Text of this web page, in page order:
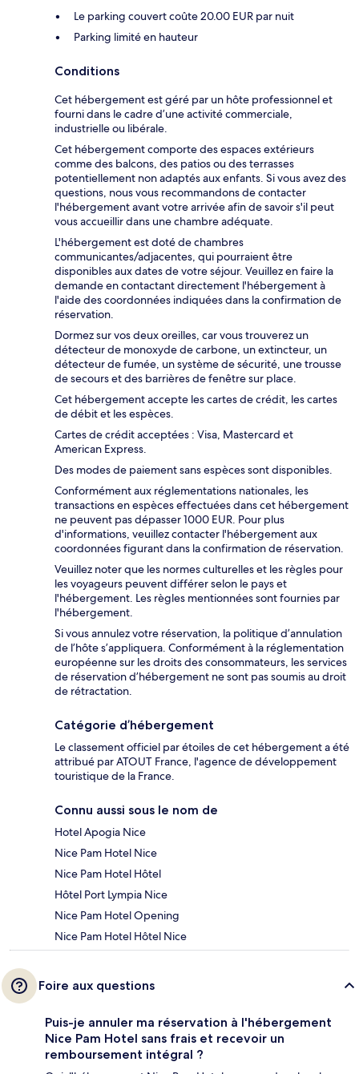
Le parking couvert coûte 20.00 EUR par nuit
Parking limité en hauteur
Conditions
Cet hébergement est géré par un hôte professionnel et
fourni dans le cadre d’une activité commerciale,
industrielle ou libérale.
Cet hébergement comporte des espaces extérieurs
comme des balcons, des patios ou des terrasses
potentiellement non adaptés aux enfants. Si vous avez des
questions, nous vous recommandons de contacter
l'hébergement avant votre arrivée afin de savoir s'il peut
vous accueillir dans une chambre adéquate.
L'hébergement est doté de chambres
communicantes/adjacentes, qui pourraient être
disponibles aux dates de votre séjour. Veuillez en faire la
demande en contactant directement l'hébergement à
l'aide des coordonnées indiquées dans la confirmation de
réservation.
Dormez sur vos deux oreilles, car vous trouverez un
détecteur de monoxyde de carbone, un extincteur, un
détecteur de fumée, un système de sécurité, une trousse
de secours et des barrières de fenêtre sur place.
Cet hébergement accepte les cartes de crédit, les cartes
de débit et les espèces.
Cartes de crédit acceptées : Visa, Mastercard et
American Express.
Des modes de paiement sans espèces sont disponibles.
Conformément aux réglementations nationales, les
transactions en espèces effectuées dans cet hébergement
ne peuvent pas dépasser 1000 EUR. Pour plus
d'informations, veuillez contacter l'hébergement aux
coordonnées figurant dans la confirmation de réservation.
Veuillez noter que les normes culturelles et les règles pour
les voyageurs peuvent différer selon le pays et
l'hébergement. Les règles mentionnées sont fournies par
l'hébergement.
Si vous annulez votre réservation, la politique d’annulation
de l’hôte s’appliquera. Conformément à la réglementation
européenne sur les droits des consommateurs, les services
de réservation d’hébergement ne sont pas soumis au droit
de rétractation.
Catégorie d’hébergement
Le classement officiel par étoiles de cet hébergement a été
attribué par ATOUT France, l'agence de développement
touristique de la France.
Connu aussi sous le nom de
Hotel Apogia Nice
Nice Pam Hotel Nice
Nice Pam Hotel Hôtel
Hôtel Port Lympia Nice
Nice Pam Hotel Opening
Nice Pam Hotel Hôtel Nice
Foire aux questions
Puis-je annuler ma réservation à l'hébergement
Nice Pam Hotel sans frais et recevoir un
remboursement intégral ?